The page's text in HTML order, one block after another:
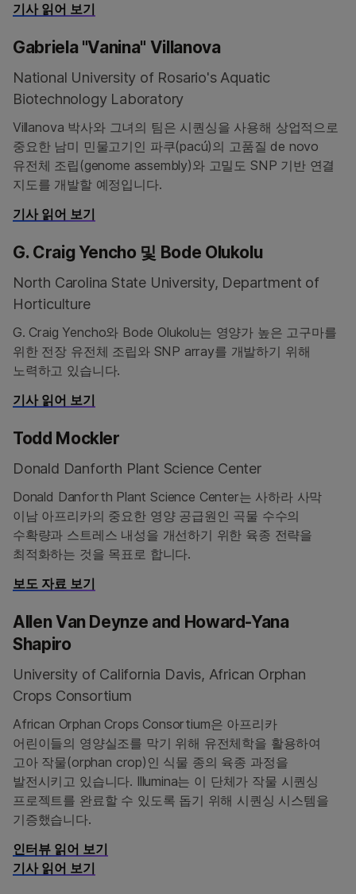
기사 읽어 보기
Gabriela "Vanina" Villanova
National University of Rosario's Aquatic
Biotechnology Laboratory
Villanova 박사와 그녀의 팀은 시퀀싱을 사용해 상업적으로
중요한 남미 민물고기인 파쿠(pacú)의 고품질 de novo
유전체 조립(genome assembly)와 고밀도 SNP 기반 연결
지도를 개발할 예정입니다.
기사 읽어 보기
G. Craig Yencho 및 Bode Olukolu
North Carolina State University, Department of
Horticulture
G. Craig Yencho와 Bode Olukolu는 영양가 높은 고구마를
위한 전장 유전체 조립와 SNP array를 개발하기 위해
노력하고 있습니다.
기사 읽어 보기
Todd Mockler
Donald Danforth Plant Science Center
Donald Danforth Plant Science Center는 사하라 사막
이남 아프리카의 중요한 영양 공급원인 곡물 수수의
수확량과 스트레스 내성을 개선하기 위한 육종 전략을
최적화하는 것을 목표로 합니다.
보도 자료 보기
Allen Van Deynze and Howard-Yana
Shapiro
University of California Davis, African Orphan
Crops Consortium
African Orphan Crops Consortium은 아프리카
어린이들의 영양실조를 막기 위해 유전체학을 활용하여
고아 작물(orphan crop)인 식물 종의 육종 과정을
발전시키고 있습니다. Illumina는 이 단체가 작물 시퀀싱
프로젝트를 완료할 수 있도록 돕기 위해 시퀀싱 시스템을
기증했습니다.
인터뷰 읽어 보기
기사 읽어 보기